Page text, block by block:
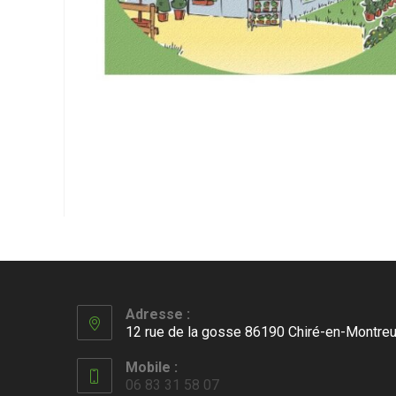
Adresse :
12 rue de la gosse 86190 Chiré-en-
Mobile :
06 83 31 58 07